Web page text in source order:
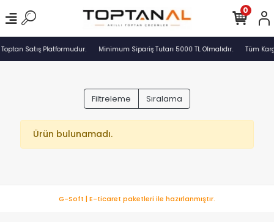
Satış Platformudur. Minimum Sipariş Tutarı 5000 TL Olmalıdır. Tüm
0
Filtreleme Sıralama
Ürün bulunamadı.
G-Soft | E-ticaret paketleri ile hazırlanmıştır.